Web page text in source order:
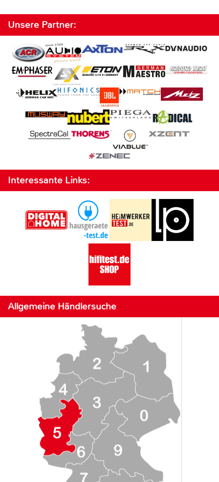
Unsere Partner:
Interessante Links:
Allgemeine Händlersuche